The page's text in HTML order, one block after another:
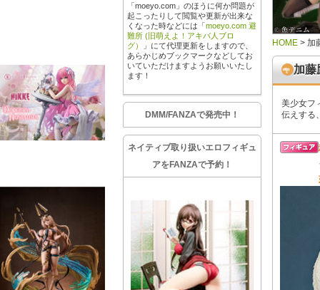
「moeyo.com」のほうに何か問題が
起こったりして閲覧や更新が出来な
くなった時などには「moeyo.com 避
難所 (旧萌えよ！アキバ人ブロ
グ）
」にて代理更新をしますので、
あらかじめブックマークなどしてお
いていただけますようお願いいたし
ます！
DMM/FANZAで発売中！
ネイティブ取り扱いエロフィギュ
アをFANZAで予約！
HOME > 加
加藤
美少女フ
伝えする